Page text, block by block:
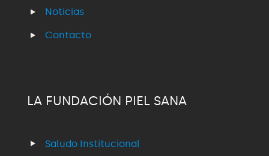
Noticias
Contacto
LA FUNDACIÓN PIEL SANA
Saludo Institucional